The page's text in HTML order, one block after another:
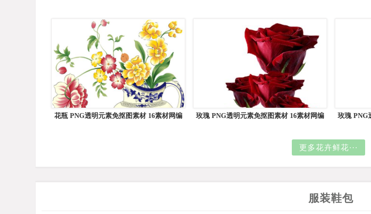
花瓶 PNG透明元素免抠图素材 16素材网编
玫瑰 PNG透明元素免抠图素材 16素材网编
玫瑰 PNG
更多花卉鲜花···
服装鞋包